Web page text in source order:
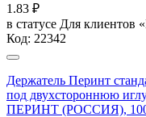
1.83 ₽
в статусе Для клиентов
Код: 22342
Держатель Перинт
под двухстороннюю
ПЕРИНТ (РОССИЯ),